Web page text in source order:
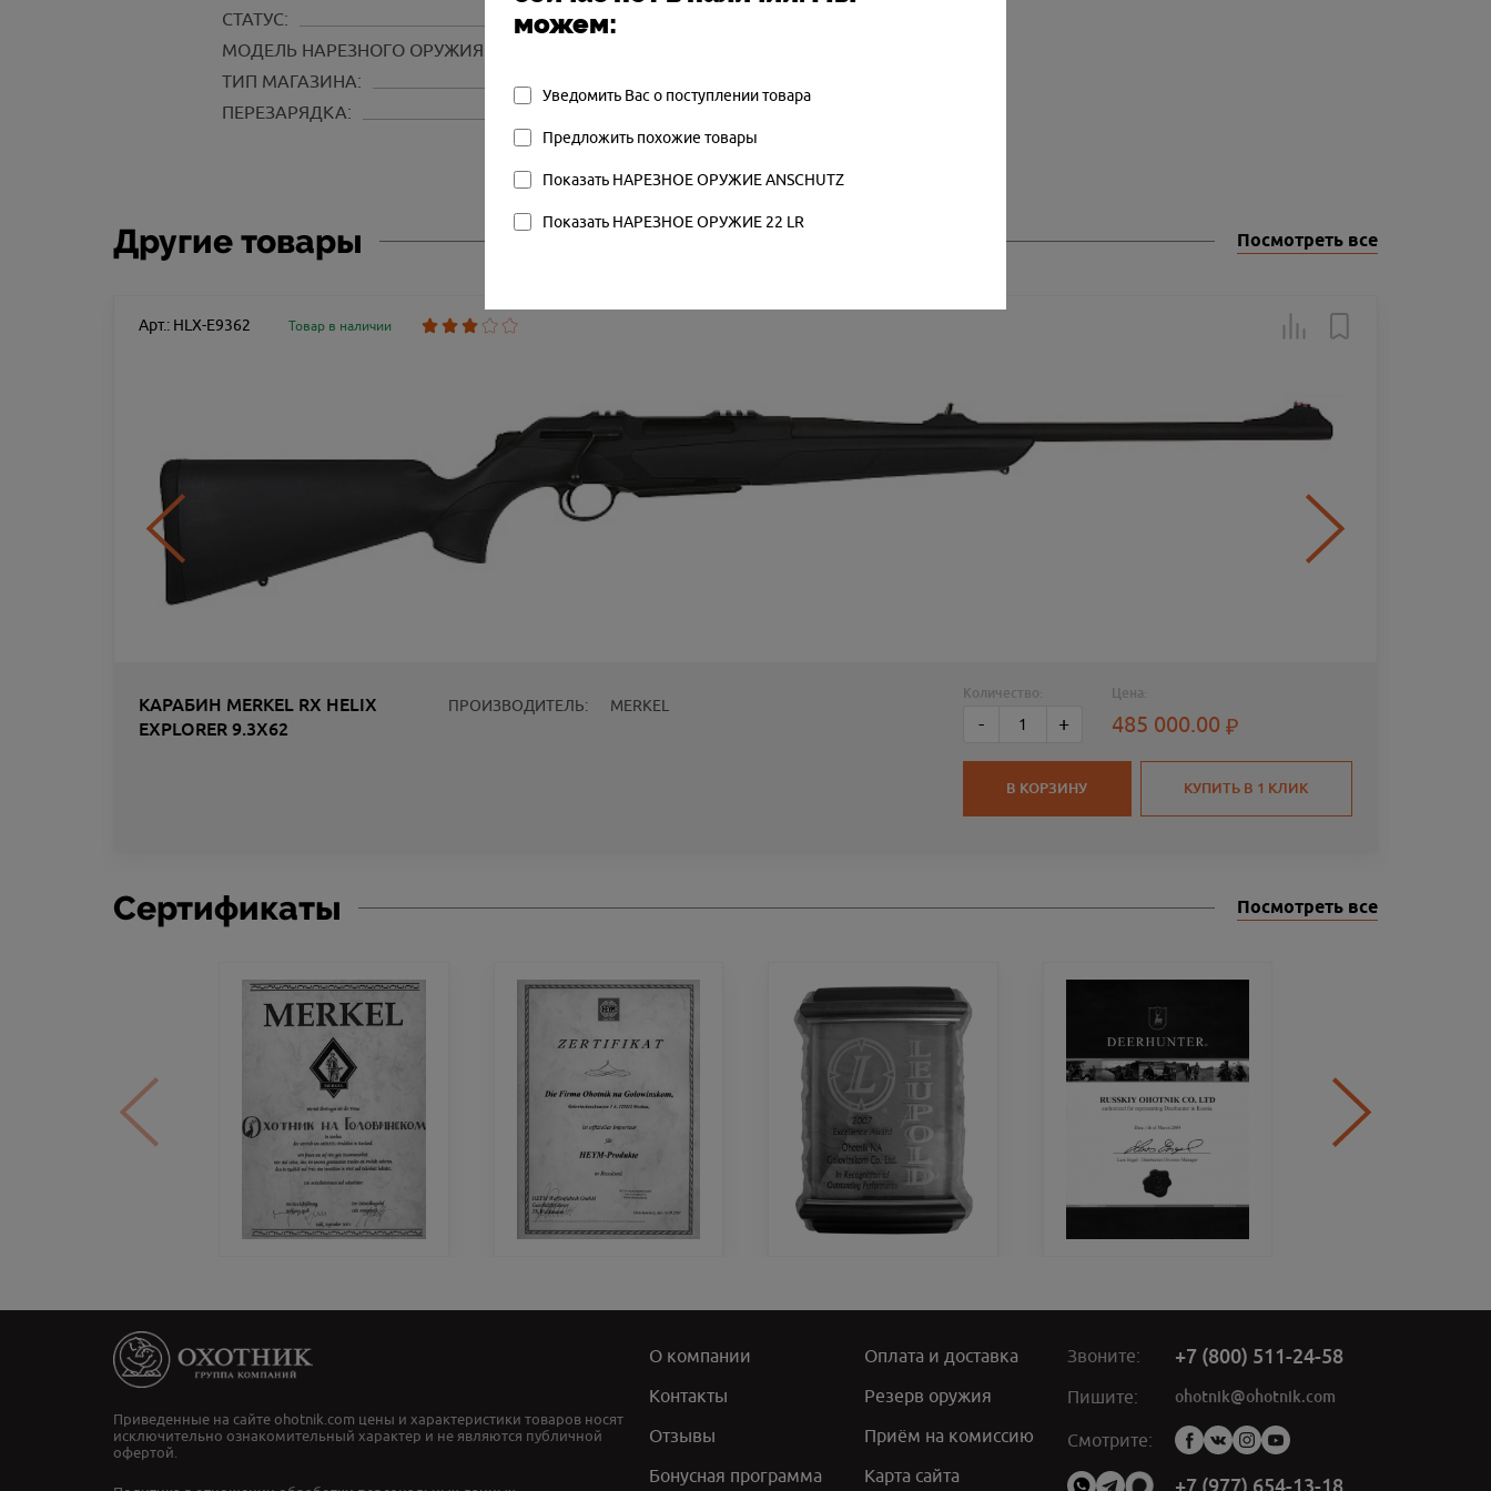
СТАТУС:
МОДЕЛЬ НАРЕЗНОГО ОРУЖИЯ:
ТИП МАГАЗИНА:
ПЕРЕЗАРЯДКА:
можем:
Уведомить Вас о поступлении товара
Предложить похожие товары
Показать НАРЕЗНОЕ ОРУЖИЕ ANSCHUTZ
Показать НАРЕЗНОЕ ОРУЖИЕ 22 LR
Другие товары Посмотреть все
Арт.: HLX-E9362 Товар в наличии
КАРАБИН MERKEL RX HELIX
EXPLORER 9.3X62
ПРОИЗВОДИТЕЛЬ: MERKEL
Количество:
- +
Цена:
485 000.00
В КОРЗИНУ КУПИТЬ В 1 КЛИК
Сертификаты Посмотреть все
Приведенные на сайте ohotnik.com цены и характеристики товаров носят
исключительно ознакомительный характер и не являются публичной
офертой.
О компании
Контакты
Отзывы
Бонусная программа
Оплата и доставка
Резерв оружия
Приём на комиссию
Карта сайта
Звоните: +7 (800) 511-24-58
Пишите: ohotnik@ohotnik.com
Смотрите:
Мы
в
социальных